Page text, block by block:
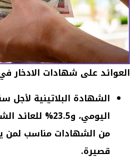
العوائد على شهادات الادخار
من الشهادات مناسب لمن
قصيرة.